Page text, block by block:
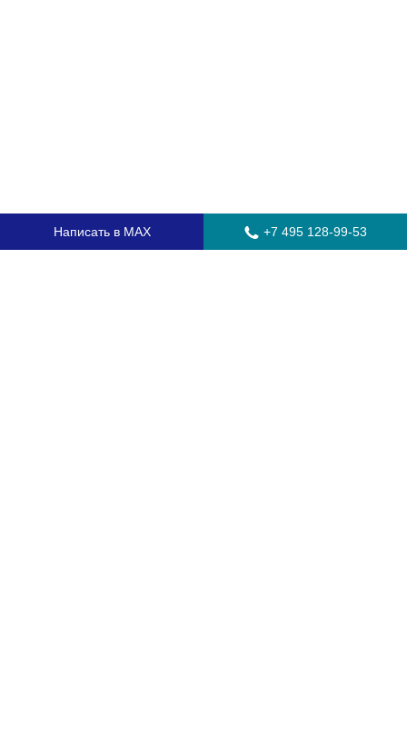
Главная
Написать в MAX +7 495 128-99-53